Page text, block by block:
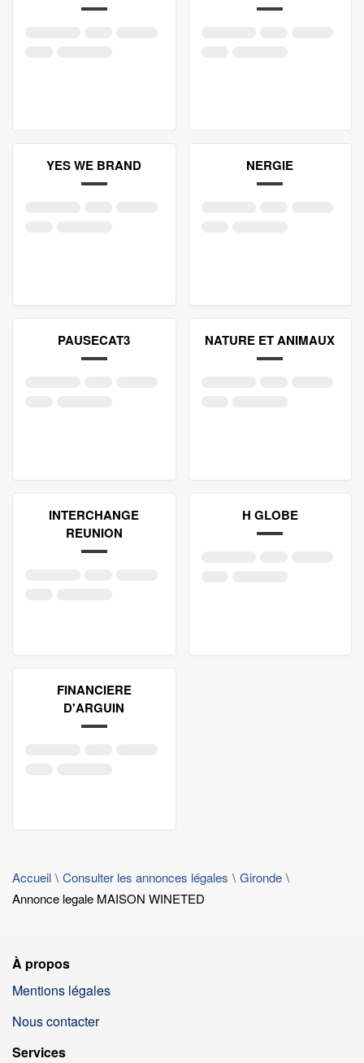
YES WE BRAND NERGIE
PAUSECAT3 NATURE ET ANIMAUX
INTERCHANGE
REUNION
H GLOBE
FINANCIERE
D'ARGUIN
Accueil Consulter les annonces légales
Gironde
Annonce legale MAISON WINETED
À propos
Mentions légales
Nous contacter
Services